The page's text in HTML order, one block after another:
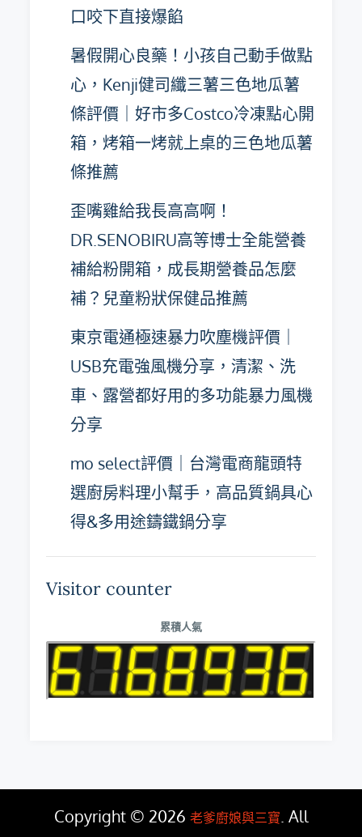
口咬下直接爆餡
暑假開心良藥！小孩自己動手做點
心，Kenji健司纖三薯三色地瓜薯
條評價｜好市多Costco冷凍點心開
箱，烤箱一烤就上桌的三色地瓜薯
條推薦
歪嘴雞給我長高高啊！
DR.SENOBIRU高等博士全能營養
補給粉開箱，成長期營養品怎麼
補？兒童粉狀保健品推薦
東京電通極速暴力吹塵機評價｜
USB充電強風機分享，清潔、洗
車、露營都好用的多功能暴力風機
分享
mo select評價｜台灣電商龍頭特
選廚房料理小幫手，高品質鍋具心
得&多用途鑄鐵鍋分享
Visitor counter
累積人氣
Copyright © 2026 老爹廚娘與三寶 . All